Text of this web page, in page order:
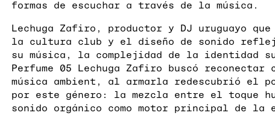
formas de escuchar a través de la música.
Lechuga Zafiro, productor y DJ uruguayo
la cultura club y el diseño de sonido
su música, la complejidad de la identidad
Perfume 05 Lechuga Zafiro buscó reconectar
música ambient, al armarla redescubrió el
por este género: la mezcla entre el toque
sonido orgánico como motor principal de la